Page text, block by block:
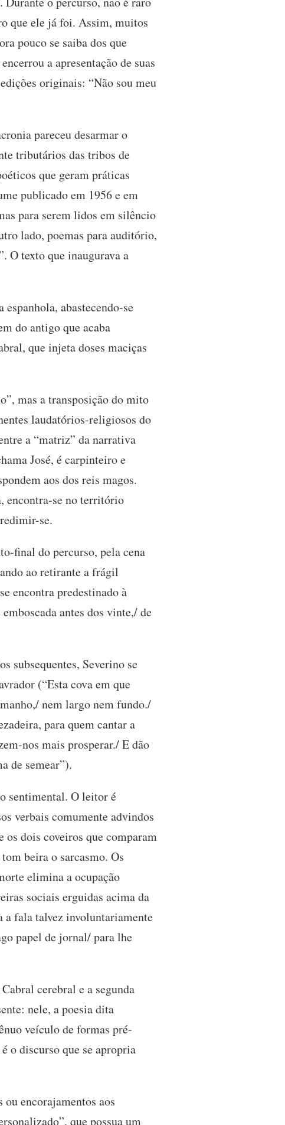
que ele já foi. Assim, muitos
pouco se saiba dos que
a apresentação de suas
originais: “Não sou meu
pareceu desarmar o
tributários das tribos de
que geram práticas
publicado em 1956 e em
para serem lidos em silêncio
lado, poemas para auditório,
O texto que inaugurava a
abastecendo-se
do antigo que acaba
que injeta doses maciças
mas a transposição do mito
laudatórios-religiosos do
a “matriz” da narrativa
José, é carpinteiro e
aos dos reis magos.
encontra-se no território
se.
final do percurso, pela cena
ao retirante a frágil
encontra predestinado à
antes dos vinte,/ de
subsequentes, Severino se
(“Esta cova em que
nem largo nem fundo./
para quem cantar a
nos mais prosperar./ E dão
de semear”).
sentimental. O leitor é
verbais comumente advindos
dois coveiros que comparam
beira o sarcasmo. Os
elimina a ocupação
sociais erguidas acima da
a fala talvez involuntariamente
papel de jornal/ para lhe
cerebral e a segunda
nele, a poesia dita
veículo de formas pré-
o discurso que se apropria
encorajamentos aos
que possua um